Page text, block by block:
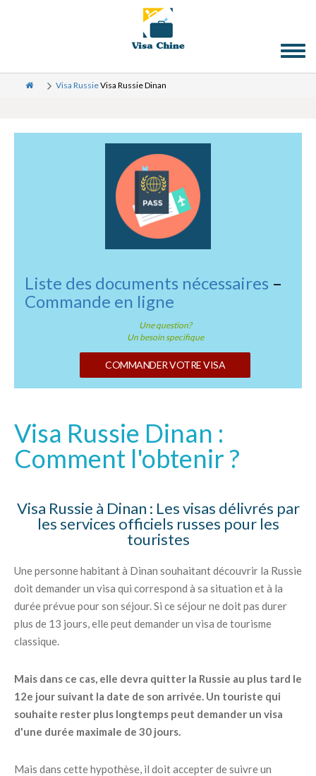
Visa RussieVisa Russie Dinan
Liste des documents nécessaires –
Commande en ligne
Une question?
Un besoin specifique
COMMANDER VOTRE VISA
Visa Russie Dinan :
Comment l'obtenir ?
Visa Russie à Dinan : Les visas délivrés par
les services officiels russes pour les
touristes
Une personne habitant à Dinan souhaitant découvrir la Russie
doit demander un visa qui correspond à sa situation et à la
durée prévue pour son séjour. Si ce séjour ne doit pas durer
plus de 13 jours, elle peut demander un visa de tourisme
classique.
Mais dans ce cas, elle devra quitter la Russie au plus tard le
12e jour suivant la date de son arrivée. Un touriste qui
souhaite rester plus longtemps peut demander un visa
d'une durée maximale de 30 jours.
Mais dans cette hypothèse, il doit accepter de suivre un